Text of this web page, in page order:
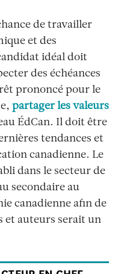
de travailler
et des
idéal doit
des échéances
prononcé pour le
partager les valeurs
ÉdCan. Il doit être
tendances et
canadienne. Le
dans le secteur de
secondaire au
canadienne afin de
et auteurs serait un